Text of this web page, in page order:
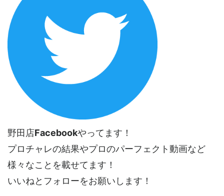
野田店Facebookやってます！
プロチャレの結果やプロのパーフェクト動画など
様々なことを載せてます！
いいねとフォローをお願いします！